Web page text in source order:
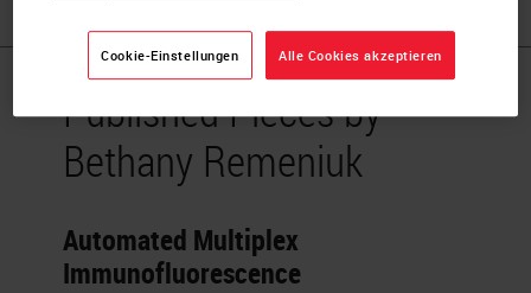
Published Pieces by
Bethany Remeniuk
Automated Multiplex
Immunofluorescence
Cookie-Einstellungen Alle Cookies akzeptieren